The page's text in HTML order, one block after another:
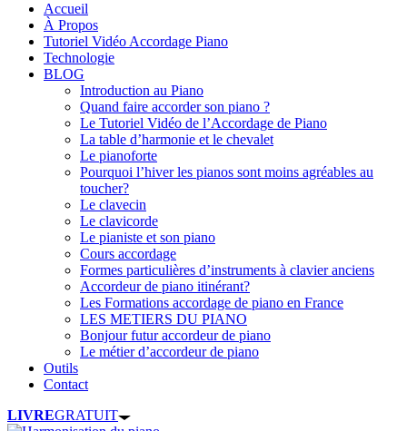
Accueil
À Propos
Tutoriel Vidéo Accordage Piano
Technologie
BLOG
Introduction au Piano
Quand faire accorder son piano ?
Le Tutoriel Vidéo de l’Accordage de Piano
La table d’harmonie et le chevalet
Le pianoforte
Pourquoi l’hiver les pianos sont moins agréables au
toucher?
Le clavecin
Le clavicorde
Le pianiste et son piano
Cours accordage
Formes particulières d’instruments à clavier anciens
Accordeur de piano itinérant?
Les Formations accordage de piano en France
LES METIERS DU PIANO
Bonjour futur accordeur de piano
Le métier d’accordeur de piano
Outils
Contact
LIVREGRATUIT